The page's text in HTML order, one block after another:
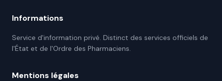
Informations
Service d'information privé. Distinct des services officiels de
l'État et de l'Ordre des Pharmaciens.
Mentions légales